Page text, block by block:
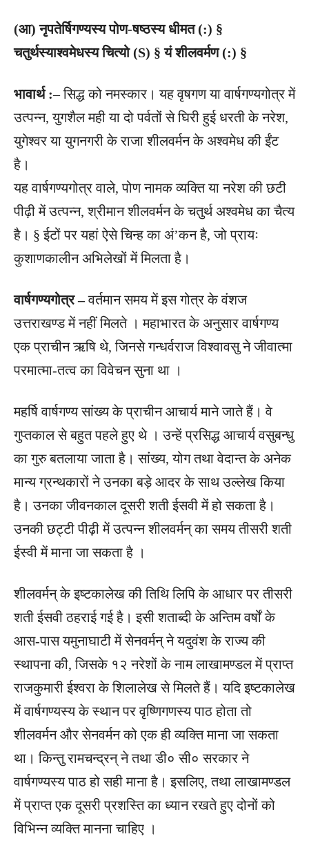
(आ) नृपतेर्षिगण्यस्य पोण-षष्ठस्य धीमत (:) §
चतुर्थस्याश्वमेधस्य चित्यो (S) § यं शीलवर्मण (:) §
भावार्थ :– सिद्ध को नमस्कार। यह वृषगण या वार्षगण्यगोत्र में
उत्पन्न, युगशैल मही या दो पर्वतों से घिरी हुई धरती के नरेश,
युगेश्वर या युगनगरी के राजा शीलवर्मन के अश्वमेध की ईंट
है।
यह वार्षगण्यगोत्र वाले, पोण नामक व्यक्ति या नरेश की छटी
पीढ़ी में उत्पन्न, श्रीमान शीलवर्मन के चतुर्थ अश्वमेध का चैत्य
है। § ईटों पर यहां ऐसे चिन्ह का अं’कन है, जो प्रायः
कुशाणकालीन अभिलेखों में मिलता है।
वार्षगण्यगोत्र –वर्तमान समय में इस गोत्र के वंशज
उत्तराखण्ड में नहीं मिलते । महाभारत के अनुसार वार्षगण्य
एक प्राचीन ऋषि थे, जिनसे गन्धर्वराज विश्वावसु ने जीवात्मा
परमात्मा-तत्व का विवेचन सुना था ।
महर्षि वार्षगण्य सांख्य के प्राचीन आचार्य माने जाते हैं। वे
गुप्तकाल से बहुत पहले हुए थे । उन्हें प्रसिद्ध आचार्य वसुबन्धु
का गुरु बतलाया जाता है। सांख्य, योग तथा वेदान्त के अनेक
मान्य ग्रन्थकारों ने उनका बड़े आदर के साथ उल्लेख किया
है। उनका जीवनकाल दूसरी शती ईसवी में हो सकता है।
उनकी छट्टी पीढ़ी में उत्पन्न शीलवर्मन् का समय तीसरी शती
ईस्वी में माना जा सकता है ।
शीलवर्मन् के इष्टकालेख की तिथि लिपि के आधार पर तीसरी
शती ईसवी ठहराई गई है। इसी शताब्दी के अन्तिम वर्षों के
आस-पास यमुनाघाटी में सेनवर्मन् ने यदुवंश के राज्य की
स्थापना की, जिसके १२ नरेशों के नाम लाखामण्डल में प्राप्त
राजकुमारी ईश्वरा के शिलालेख से मिलते हैं। यदि इष्टकालेख
में वार्षगण्यस्य के स्थान पर वृष्णिगणस्य पाठ होता तो
शीलवर्मन और सेनवर्मन को एक ही व्यक्ति माना जा सकता
था। किन्तु रामचन्द्रन् ने तथा डी० सी० सरकार ने
वार्षगण्यस्य पाठ हो सही माना है। इसलिए, तथा लाखामण्डल
में प्राप्त एक दूसरी प्रशस्ति का ध्यान रखते हुए दोनों को
विभिन्न व्यक्ति मानना चाहिए ।